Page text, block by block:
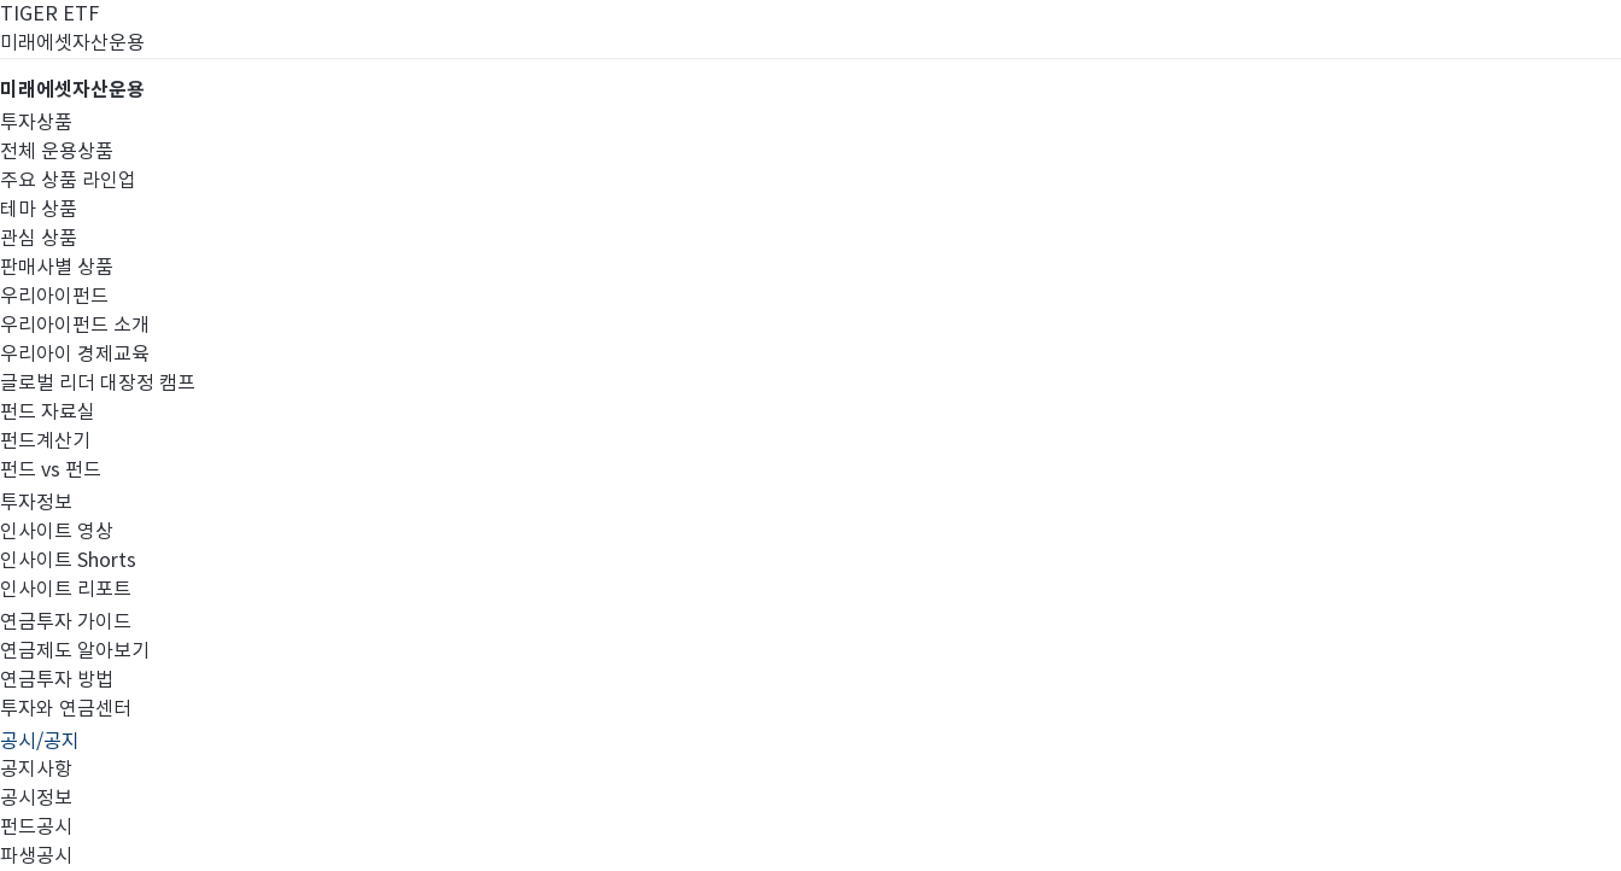
TIGER ETF
미래에셋자산운용
미래에셋자산운용
투자상품
전체 운용상품
주요 상품 라인업
테마 상품
관심 상품
판매사별 상품
우리아이펀드
우리아이펀드 소개
우리아이 경제교육
글로벌 리더 대장정 캠프
펀드 자료실
펀드계산기
펀드 vs 펀드
투자정보
인사이트 영상
인사이트 Shorts
인사이트 리포트
연금투자 가이드
연금제도 알아보기
연금투자 방법
투자와 연금센터
공시/공지
공지사항
공시정보
펀드공시
파생공시
펀드공시
소규모펀드 해소의 건
미래에셋인덱스로퇴직플랜브라질안정형40증권자투자신탁(채권혼합)